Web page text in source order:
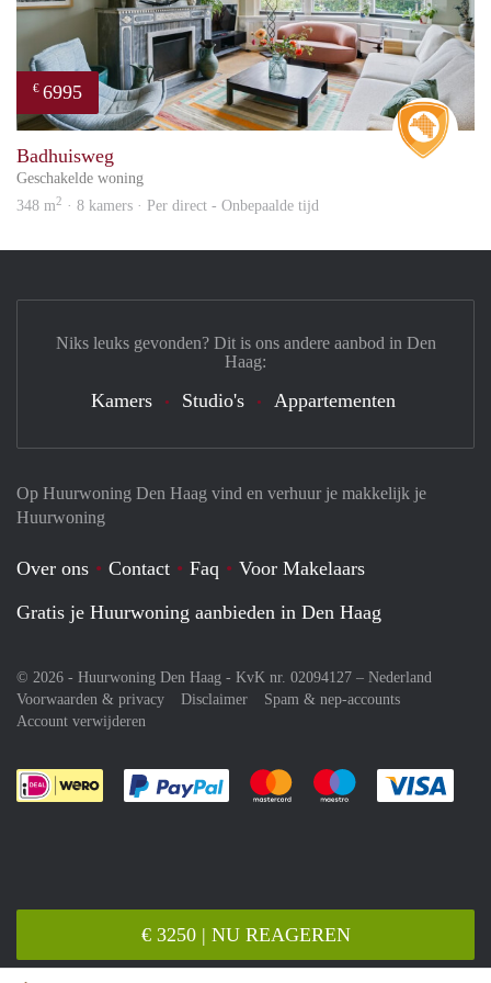
€ 3250 | NU REAGEREN
€ 6995
Badhuisweg
Geschakelde woning
348 m2 · 8 kamers · Per direct - Onbepaalde tijd
Op Huurwoning Den Haag vind en verhuur je makkelijk je
Huurwoning
Over ons Contact Faq
Voor Makelaars
Gratis je Huurwoning aanbieden in Den Haag
© 2026 - Huurwoning Den Haag - KvK nr. 02094127 – Nederland
Voorwaarden & privacy
Disclaimer
Spam & nep-accounts
Account verwijderen
Je rekent gemakkelijk af met Paypal
Je rekent gemakkelijk af met
Je rekent
Niks leuks gevonden? Dit is ons andere aanbod in Den
Haag:
Kamers Studio's Appartementen